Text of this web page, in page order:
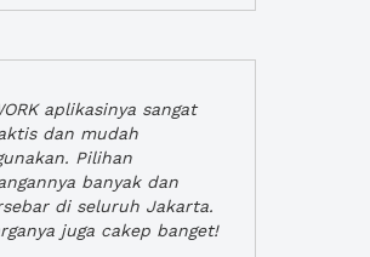
aplikasinya sangat
dan mudah
Pilihan
banyak dan
di seluruh Jakarta.
juga cakep banget!